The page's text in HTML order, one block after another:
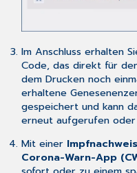
Im Anschluss erhalten
Code, das direkt für
dem Drucken noch
erhaltene
gespeichert und kann
erneut aufgerufen
Mit einer
Corona-Warn-App